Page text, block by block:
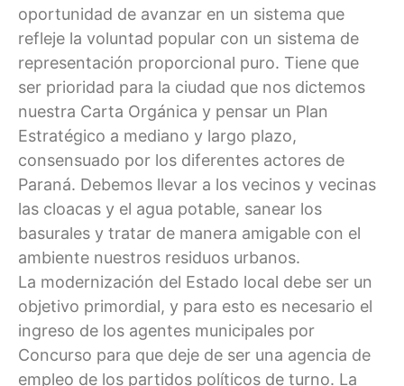
oportunidad de avanzar en un sistema que
refleje la voluntad popular con un sistema de
representación proporcional puro. Tiene que
ser prioridad para la ciudad que nos dictemos
nuestra Carta Orgánica y pensar un Plan
Estratégico a mediano y largo plazo,
consensuado por los diferentes actores de
Paraná. Debemos llevar a los vecinos y vecinas
las cloacas y el agua potable, sanear los
basurales y tratar de manera amigable con el
ambiente nuestros residuos urbanos.
La modernización del Estado local debe ser un
objetivo primordial, y para esto es necesario el
ingreso de los agentes municipales por
Concurso para que deje de ser una agencia de
empleo de los partidos políticos de turno. La